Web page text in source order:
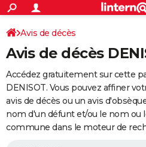
ACTUALITÉS
Politique
Société
Faits Divers
Education
Monde
Villes
+
SPORT
Coupe du monde 2026
Football
Tennis
Cyclisme
Rugby
Forum
Programme TV
TNT
Streaming
Cinéma
Sorties cinéma
Musique
+
FINANCE
Retraite
Epargne
Immobilier
Risques naturels par ville
Banque
Assurance
AUTO
Essais
Réserver un essai
Citadines
Berlines
SUV
Forum auto
+
Avis de décès
Avis de décès
Accédez gratuitement sur cette
DENISOT. Vous pouvez affiner
avis de décès ou un avis
nom d'un défunt et/ou le nom ou
commune dans le moteur de